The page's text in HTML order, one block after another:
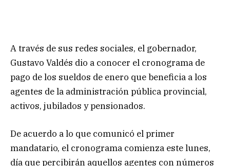
A través de sus redes sociales, el gobernador,
Gustavo Valdés dio a conocer el cronograma de
pago de los sueldos de enero que beneficia a los
agentes de la administración pública provincial,
activos, jubilados y pensionados.
De acuerdo a lo que comunicó el primer
mandatario, el cronograma comienza este lunes,
día que percibirán aquellos agentes con números